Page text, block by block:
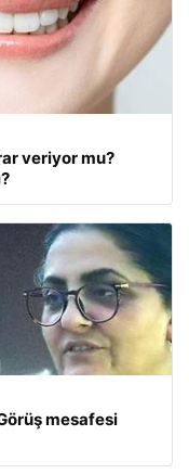
veriyor mu?
mesafesi